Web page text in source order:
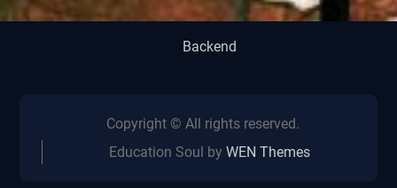
Backend
Copyright © All rights reserved.
Education Soul byWEN Themes